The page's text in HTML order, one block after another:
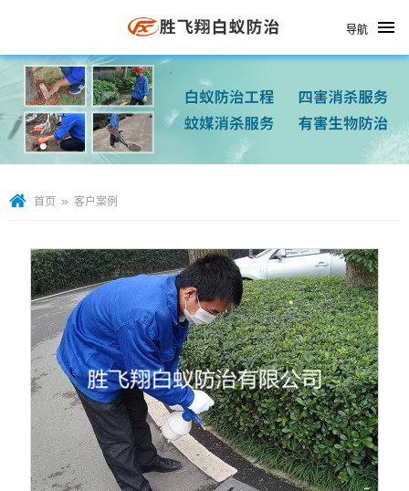
导航
首页 » 客户案例